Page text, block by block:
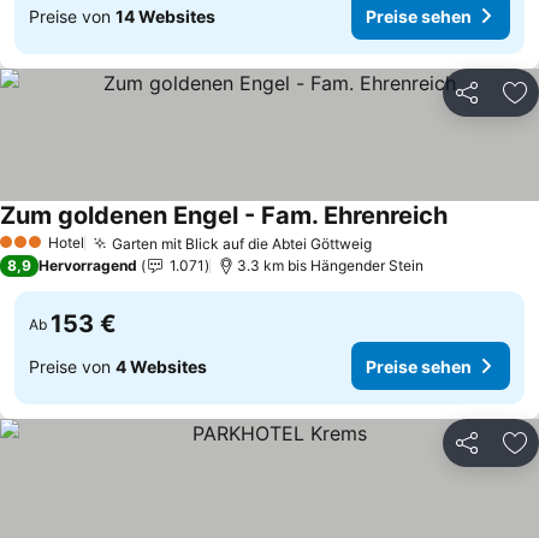
Preise von 14 Websites Preise sehen
Teilen
3 SterneHotel Garten mit Blick auf die Abtei GöttweigPreise sehen
Zum goldenen Engel - Fam. EhrenreichPreise
8,9 Hervorragend 1.071 3.3 km bis Hängender Stein
Ab 153 €
Preise von 4 Websites Preise sehen
Teilen